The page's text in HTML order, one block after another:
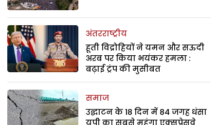
अंतरराष्ट्रीय
हूती विद्रोहियों ने यमन और सऊदी
अरब पर किया भयंकर हमला :
बढ़ाई ट्रंप की मुसीबत
समाज
उद्घाटन के 18 दिन में 84 जगह धंसा
यूपी का सबसे महंगा एक्सप्रेसवे